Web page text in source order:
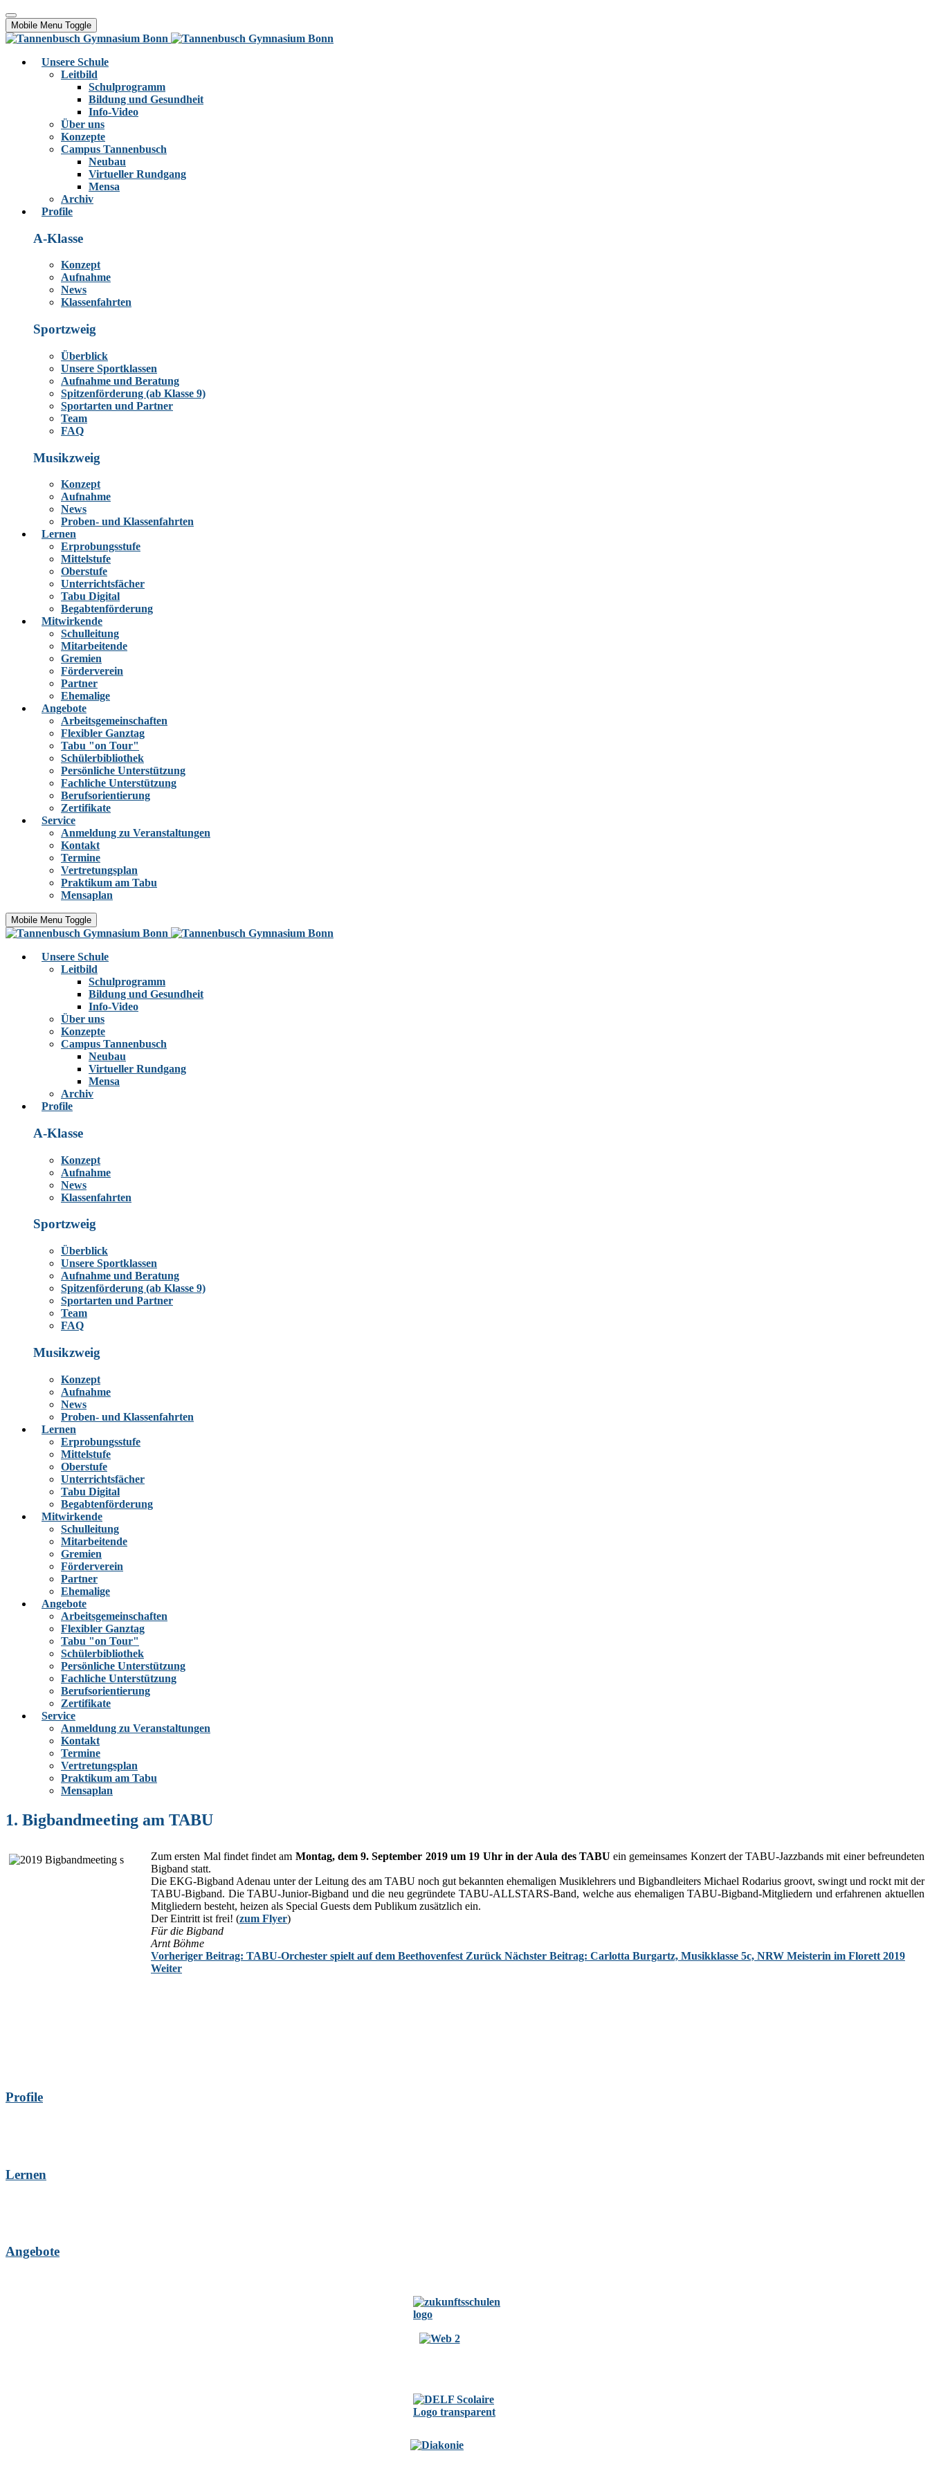
Mobile Menu Toggle
Unsere Schule
Leitbild
Schulprogramm
Bildung und Gesundheit
Info-Video
Über uns
Konzepte
Campus Tannenbusch
Neubau
Virtueller Rundgang
Mensa
Archiv
Profile
A-Klasse
Konzept
Aufnahme
News
Klassenfahrten
Sportzweig
Überblick
Unsere Sportklassen
Aufnahme und Beratung
Spitzenförderung (ab Klasse 9)
Sportarten und Partner
Team
FAQ
Musikzweig
Konzept
Aufnahme
News
Proben- und Klassenfahrten
Lernen
Erprobungsstufe
Mittelstufe
Oberstufe
Unterrichtsfächer
Tabu Digital
Begabtenförderung
Mitwirkende
Schulleitung
Mitarbeitende
Gremien
Förderverein
Partner
Ehemalige
Angebote
Arbeitsgemeinschaften
Flexibler Ganztag
Tabu "on Tour"
Schülerbibliothek
Persönliche Unterstützung
Fachliche Unterstützung
Berufsorientierung
Zertifikate
Service
Anmeldung zu Veranstaltungen
Kontakt
Termine
Vertretungsplan
Praktikum am Tabu
Mensaplan
Mobile Menu Toggle
Unsere Schule
Leitbild
Schulprogramm
Bildung und Gesundheit
Info-Video
Über uns
Konzepte
Campus Tannenbusch
Neubau
Virtueller Rundgang
Mensa
Archiv
Profile
A-Klasse
Konzept
Aufnahme
News
Klassenfahrten
Sportzweig
Überblick
Unsere Sportklassen
Aufnahme und Beratung
Spitzenförderung (ab Klasse 9)
Sportarten und Partner
Team
FAQ
Musikzweig
Konzept
Aufnahme
News
Proben- und Klassenfahrten
Lernen
Erprobungsstufe
Mittelstufe
Oberstufe
Unterrichtsfächer
Tabu Digital
Begabtenförderung
Mitwirkende
Schulleitung
Mitarbeitende
Gremien
Förderverein
Partner
Ehemalige
Angebote
Arbeitsgemeinschaften
Flexibler Ganztag
Tabu "on Tour"
Schülerbibliothek
Persönliche Unterstützung
Fachliche Unterstützung
Berufsorientierung
Zertifikate
Service
Anmeldung zu Veranstaltungen
Kontakt
Termine
Vertretungsplan
Praktikum am Tabu
Mensaplan
1. Bigbandmeeting am TABU
Zum ersten Mal findet findet am Montag, dem 9. September 2019 um 19 Uhr in der Aula des TABU ein gemeinsames Konzert der TABU-Jazzbands mit einer befreundeten
Bigband statt.
Die EKG-Bigband Adenau unter der Leitung des am TABU noch gut bekannten ehemaligen Musiklehrers und Bigbandleiters Michael Rodarius groovt, swingt und rockt mit der
TABU-Bigband. Die TABU-Junior-Bigband und die neu gegründete TABU-ALLSTARS-Band, welche aus ehemaligen TABU-Bigband-Mitgliedern und erfahrenen aktuellen
Mitgliedern besteht, heizen als Special Guests dem Publikum zusätzlich ein.
Der Eintritt ist frei! (zum Flyer)
Für die Bigband
Arnt Böhme
Vorheriger Beitrag: TABU-Orchester spielt auf dem Beethovenfest Zurück Nächster Beitrag: Carlotta Burgartz, Musikklasse 5c, NRW Meisterin im Florett 2019
Weiter
Profile
Lernen
Angebote